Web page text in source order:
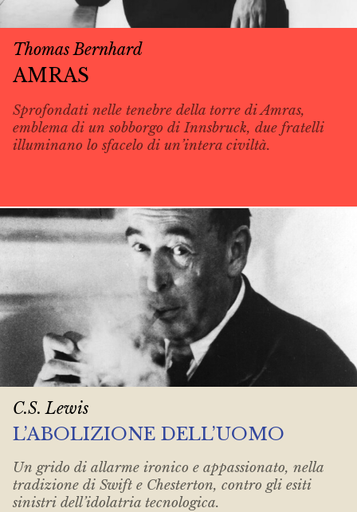
Thomas Bernhard
AMRAS
Sprofondati nelle tenebre della torre di Amras,
emblema di un sobborgo di Innsbruck, due fratelli
illuminano lo sfacelo di un’intera civiltà.
C.S. Lewis
L’ABOLIZIONE DELL’UOMO
Un grido di allarme ironico e appassionato, nella
tradizione di Swift e Chesterton, contro gli esiti
sinistri dell’idolatria tecnologica.